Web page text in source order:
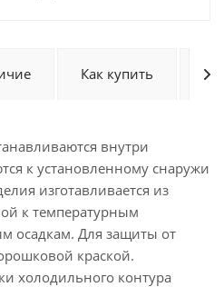
Как купить
внутри
к установленному снаружи
изготавливается из
к температурным
осадкам. Для защиты от
краской.
холодильного контура